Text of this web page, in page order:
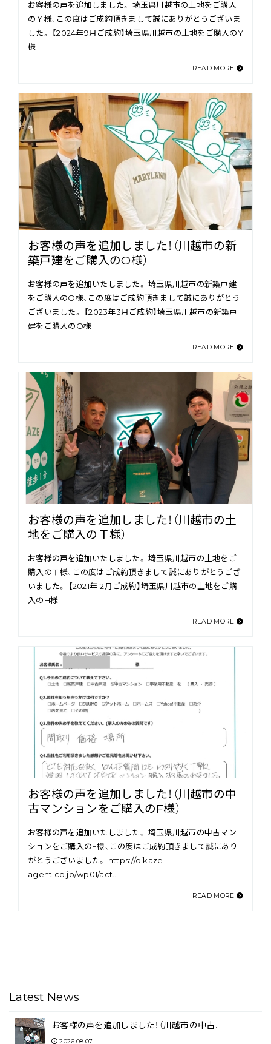
お客様の声を追加しました。 埼玉県川越市の土地をご購入
のＹ様、この度はご成約頂きまして誠にありがとうございま
した。 【2024年9月ご成約】埼玉県川越市の土地をご購入のY
様
READ MORE
お客様の声を追加しました！（川越市の新
築戸建をご購入のO様）
お客様の声を追加いたしました。 埼玉県川越市の新築戸建
をご購入のO様、この度はご成約頂きまして誠にありがとう
ございました。 【2023年3月ご成約】埼玉県川越市の新築戸
建をご購入のO様
READ MORE
お客様の声を追加しました！（川越市の土
地をご購入のＴ様）
お客様の声を追加いたしました。 埼玉県川越市の土地をご
購入のＴ様、この度はご成約頂きまして誠にありがとうござ
いました。 【2021年12月ご成約】埼玉県川越市の土地をご購
入のH様
READ MORE
お客様の声を追加しました！（川越市の中
古マンションをご購入のF様）
お客様の声を追加いたしました。 埼玉県川越市の中古マン
ションをご購入のF様、この度はご成約頂きまして誠にあり
がとうございました。 https://oikaze-
agent.co.jp/wp01/act…
READ MORE
Latest News
お客様の声を追加しました！（川越市の中古…
2026.08.07